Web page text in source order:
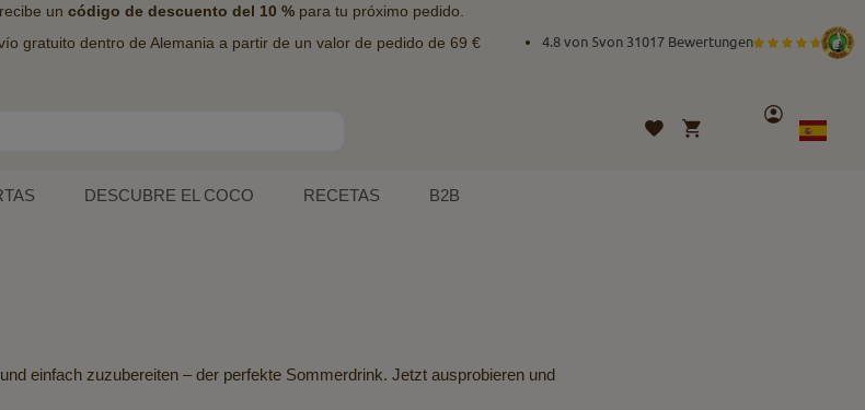
un código de descuento del 10 %para tu próximo pedido.
gratuito dentro de Alemania a partir de un valor de pedido de 69 € 4.8 von 5von 31017 Bewertungen
Lista
Mi cesta
Cuenta
Lenguaje
Spanish
DESCUBRE EL COCO RECETAS B2B
einfach zuzubereiten – der perfekte Sommerdrink. Jetzt ausprobieren und